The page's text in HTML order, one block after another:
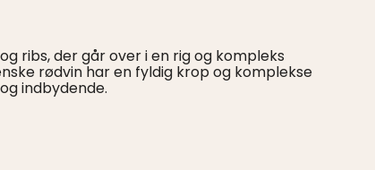
ribs, der går over i en rig og kompleks
rødvin har en fyldig krop og komplekse
indbydende.